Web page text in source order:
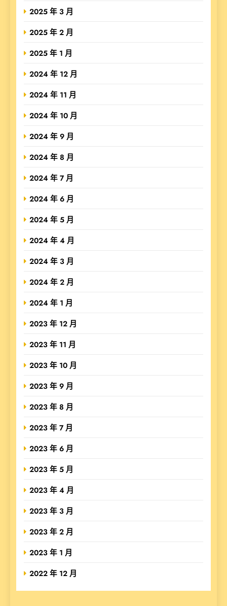
2025 年 3 月
2025 年 2 月
2025 年 1 月
2024 年 12 月
2024 年 11 月
2024 年 10 月
2024 年 9 月
2024 年 8 月
2024 年 7 月
2024 年 6 月
2024 年 5 月
2024 年 4 月
2024 年 3 月
2024 年 2 月
2024 年 1 月
2023 年 12 月
2023 年 11 月
2023 年 10 月
2023 年 9 月
2023 年 8 月
2023 年 7 月
2023 年 6 月
2023 年 5 月
2023 年 4 月
2023 年 3 月
2023 年 2 月
2023 年 1 月
2022 年 12 月